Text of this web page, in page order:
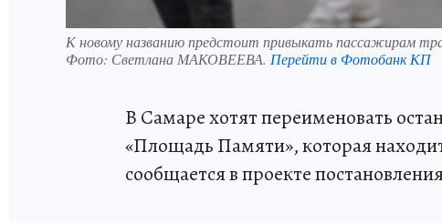
К новому названию предстоит привыкать пассажирам
Фото: Светлана МАКОВЕЕВА. Перейти в Фотобанк КП
В Самаре хотят переименовать
«Площадь Памяти», которая
сообщается в проекте